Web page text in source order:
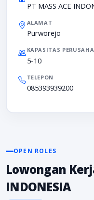
PT MASS ACE
ALAMAT
Purworejo
KAPASITAS
5-10
TELEPON
085393939200
OPEN ROLES
Lowongan
INDONESIA